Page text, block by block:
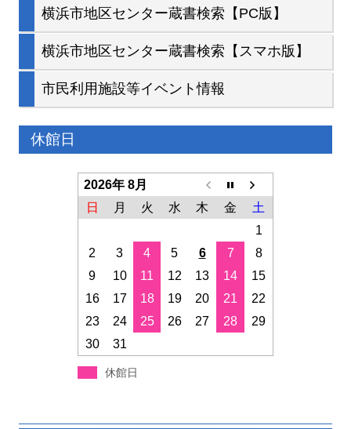
横浜市地区センター蔵書検索【PC版】
横浜市地区センター蔵書検索【スマホ版】
市民利用施設等イベント情報
休館日
2026年 8月
日
月 火 水 木 金
土
1
2
3 4 5 6 7
8
9
10 11 12 13 14
15
16
17 18 19 20 21
22
23
24 25 26 27 28
29
30
31
休館日